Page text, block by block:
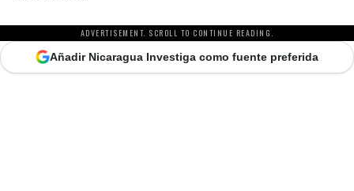
ADVERTISEMENT. SCROLL TO CONTINUE READING.
Añadir Nicaragua Investiga como fuente preferida